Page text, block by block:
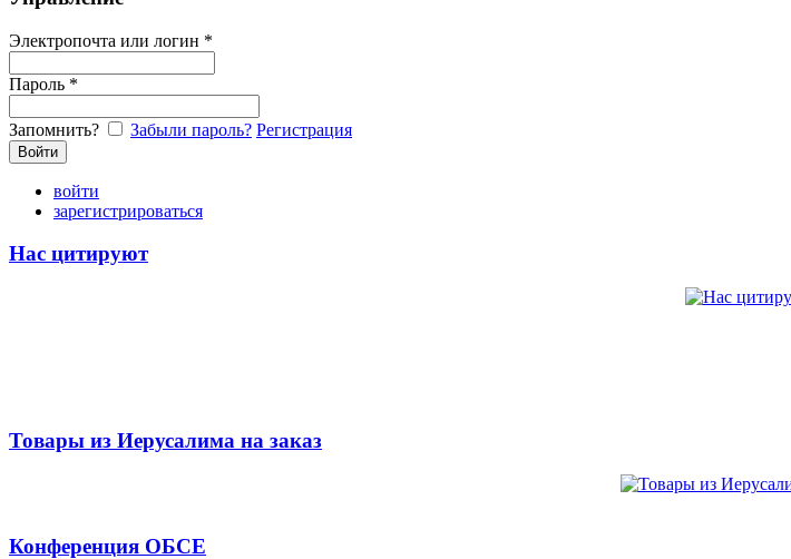
Электропочта или логин *
Пароль *
Запомнить? Забыли пароль? Регистрация
войти
зарегистрироваться
Нас цитируют
Товары из Иерусалима на заказ
Конференция ОБСЕ